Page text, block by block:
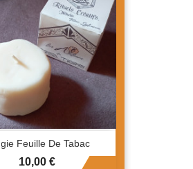
Feuille De Tabac
Prix
10,00 €